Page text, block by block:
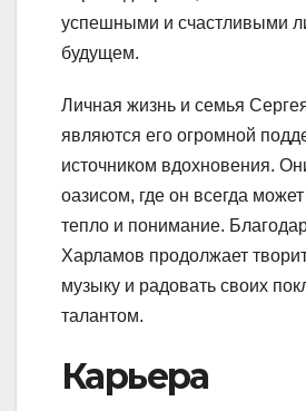
успешными и счастливыми
будущем.
Личная жизнь и семья
являются его огромной
источником вдохновения.
оазисом, где он всегда
тепло и понимание.
Харламов продолжает
музыку и радовать своих
талантом.
Карьера